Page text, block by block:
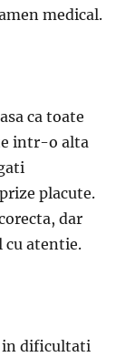
medical.
ca toate
intr-o alta
placute.
dar
atentie.
in dificultati